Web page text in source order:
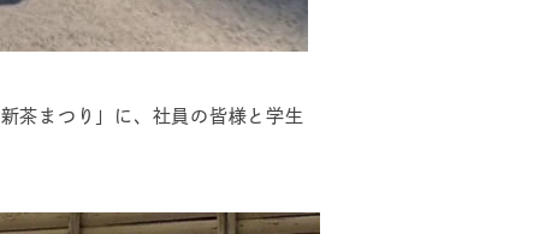
茶まつり」に、社員の皆様と学生